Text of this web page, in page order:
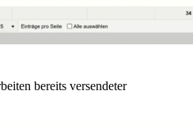
bereits versendeter